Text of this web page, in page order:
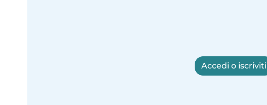
Accedi o iscriviti